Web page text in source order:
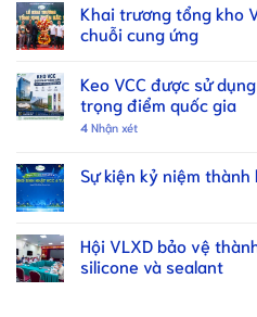
Khai trương tổng kho
chuỗi cung ứng
Keo VCC được sử
trọng điểm quốc gia
4 Nhận xét
Sự kiện kỷ niệm thành
Hội VLXD bảo vệ
silicone và sealant